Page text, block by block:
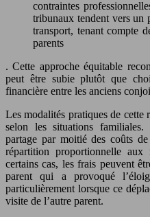
contraintes
tribunaux tendent vers un
transport, tenant compte
parents
. Cette approche équitable
peut être subie plutôt que
financière entre les anciens
Les modalités pratiques de cette
selon les situations familiales.
partage par moitié des coûts
répartition proportionnelle
certains cas, les frais peuvent
parent qui a provoqué
particulièrement lorsque ce
visite de l’autre parent.